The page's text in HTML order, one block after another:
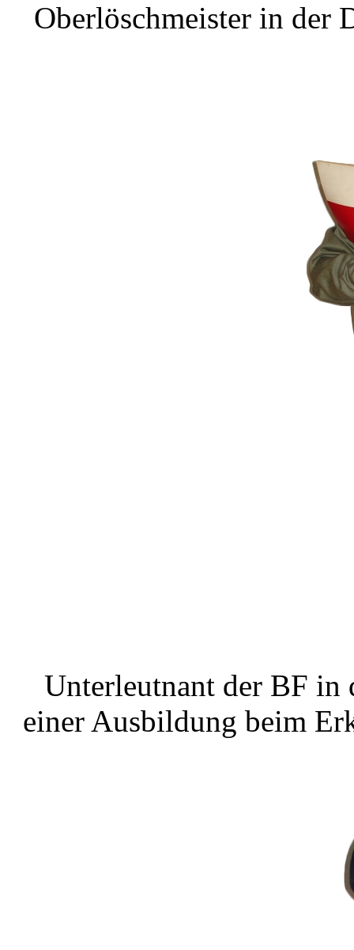
Oberlöschmeister in der
Unterleutnant der BF
einer Ausbildung beim